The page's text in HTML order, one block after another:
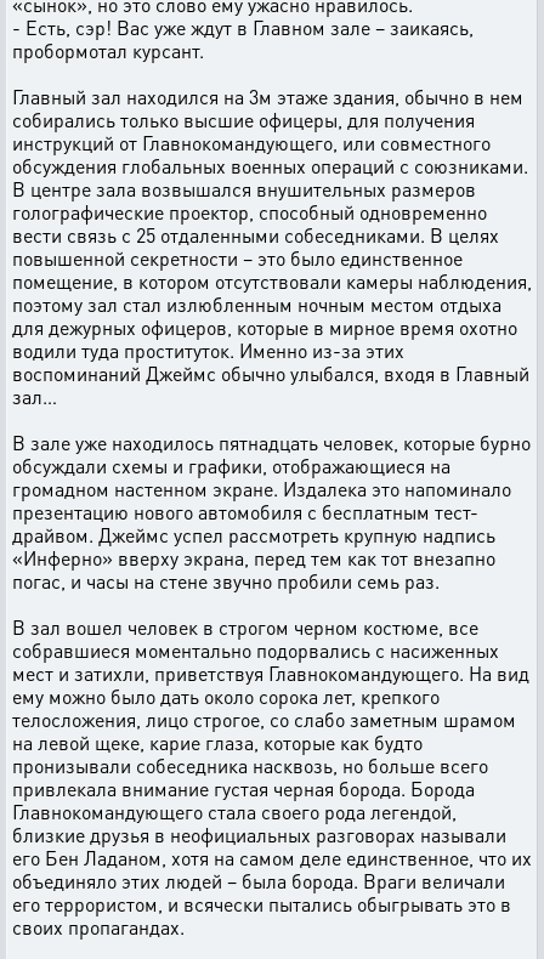
- Есть, сэр! Вас уже ждут в Главном зале – заикаясь,
пробормотал курсант.
Главный зал находился на 3м этаже здания, обычно в нем
собирались только высшие офицеры, для получения
инструкций от Главнокомандующего, или совместного
обсуждения глобальных военных операций с союзниками.
В центре зала возвышался внушительных размеров
голографические проектор, способный одновременно
вести связь с 25 отдаленными собеседниками. В целях
повышенной секретности – это было единственное
помещение, в котором отсутствовали камеры наблюдения,
поэтому зал стал излюбленным ночным местом отдыха
для дежурных офицеров, которые в мирное время охотно
водили туда проституток. Именно из-за этих
воспоминаний Джеймс обычно улыбался, входя в Главный
зал…
В зале уже находилось пятнадцать человек, которые бурно
обсуждали схемы и графики, отображающиеся на
громадном настенном экране. Издалека это напоминало
презентацию нового автомобиля с бесплатным тест-
драйвом. Джеймс успел рассмотреть крупную надпись
«Инферно» вверху экрана, перед тем как тот внезапно
погас, и часы на стене звучно пробили семь раз.
В зал вошел человек в строгом черном костюме, все
собравшиеся моментально подорвались с насиженных
мест и затихли, приветствуя Главнокомандующего. На вид
ему можно было дать около сорока лет, крепкого
телосложения, лицо строгое, со слабо заметным шрамом
на левой щеке, карие глаза, которые как будто
пронизывали собеседника насквозь, но больше всего
привлекала внимание густая черная борода. Борода
Главнокомандующего стала своего рода легендой,
близкие друзья в неофициальных разговорах называли
его Бен Ладаном, хотя на самом деле единственное, что их
объединяло этих людей – была борода. Враги величали
его террористом, и всячески пытались обыгрывать это в
своих пропагандах.